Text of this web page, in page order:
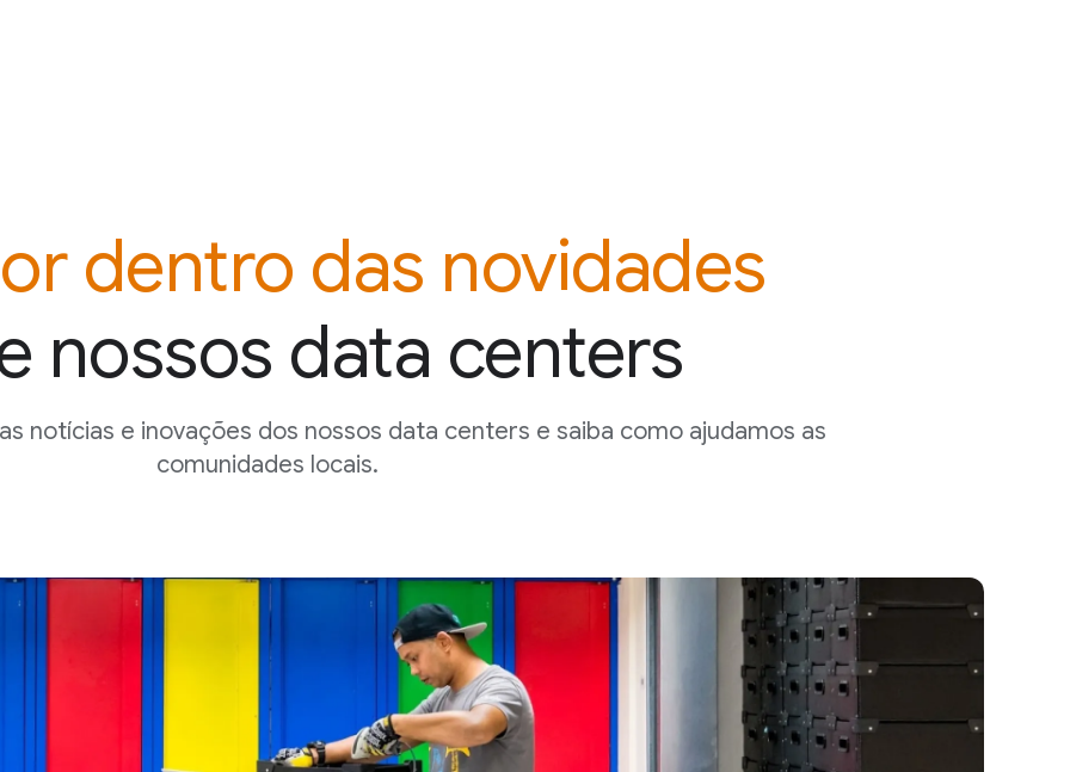
dentro das novidades
nossos data centers
notícias e inovações dos nossos data centers e saiba como ajudamos as
comunidades locais.